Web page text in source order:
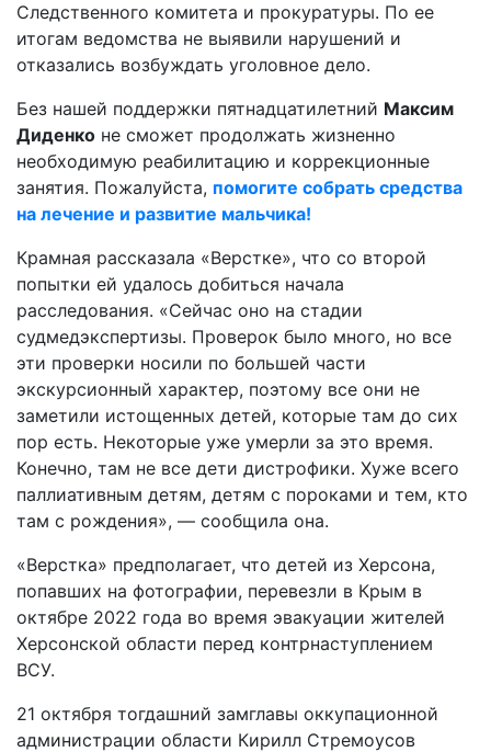
Следственного комитета и прокуратуры. По ее
итогам ведомства не выявили нарушений и
отказались возбуждать уголовное дело.
Без нашей поддержки пятнадцатилетний Максим
Диденко не сможет продолжать жизненно
необходимую реабилитацию и коррекционные
занятия. Пожалуйста, помогите собрать средства
на лечение и развитие мальчика!
Крамная рассказала «Верстке», что со второй
попытки ей удалось добиться начала
расследования. «Сейчас оно на стадии
судмедэкспертизы. Проверок было много, но все
эти проверки носили по большей части
экскурсионный характер, поэтому все они не
заметили истощенных детей, которые там до сих
пор есть. Некоторые уже умерли за это время.
Конечно, там не все дети дистрофики. Хуже всего
паллиативным детям, детям с пороками и тем, кто
там с рождения», — сообщила она.
«Верстка» предполагает, что детей из Херсона,
попавших на фотографии, перевезли в Крым в
октябре 2022 года во время эвакуации жителей
Херсонской области перед контрнаступлением
ВСУ.
21 октября тогдашний замглавы оккупационной
администрации области Кирилл Стремоусов